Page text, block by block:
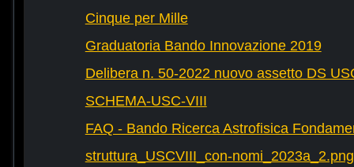
Cinque per Mille
Graduatoria Bando Innovazione 2019
Delibera n. 50-2022 nuovo assetto DS
SCHEMA-USC-VIII
FAQ - Bando Ricerca Astrofisica
struttura_USCVIII_con-nomi_2023a_2.png